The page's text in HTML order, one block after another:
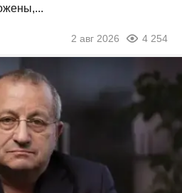
2 авг 2026 4 254